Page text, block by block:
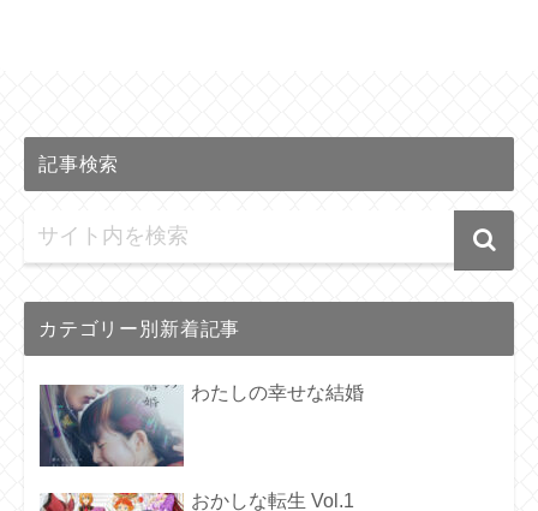
記事検索
カテゴリー別新着記事
わたしの幸せな結婚
おかしな転生 Vol.1